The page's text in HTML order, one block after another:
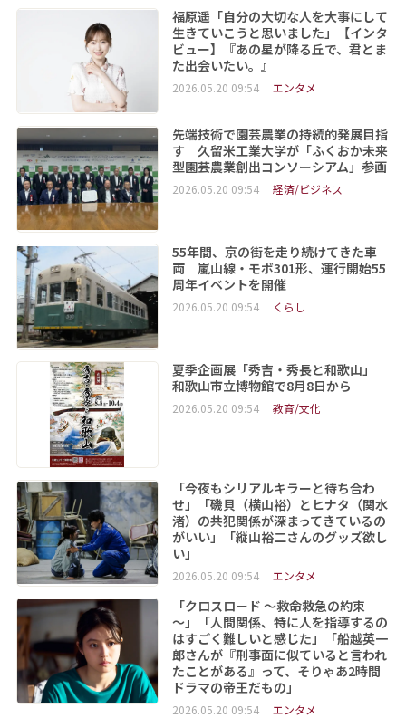
福原遥「自分の大切な人を大事にして
生きていこうと思いました」【インタ
ビュー】『あの星が降る丘で、君とま
た出会いたい。』
2026.05.20 09:54 エンタメ
先端技術で園芸農業の持続的発展目指
す 久留米工業大学が「ふくおか未来
型園芸農業創出コンソーシアム」参画
2026.05.20 09:54 経済/ビジネス
55年間、京の街を走り続けてきた車
両 嵐山線・モボ301形、運行開始55
周年イベントを開催
2026.05.20 09:54 くらし
夏季企画展「秀吉・秀長と和歌山」
和歌山市立博物館で8月8日から
2026.05.20 09:54 教育/文化
「今夜もシリアルキラーと待ち合わ
せ」「磯貝（横山裕）とヒナタ（関水
渚）の共犯関係が深まってきているの
がいい」「縦山裕二さんのグッズ欲し
い」
2026.05.20 09:54 エンタメ
「クロスロード ～救命救急の約束
～」「人間関係、特に人を指導するの
はすごく難しいと感じた」「船越英一
郎さんが『刑事面に似ていると言われ
たことがある』って、そりゃあ2時間
ドラマの帝王だもの」
2026.05.20 09:54 エンタメ